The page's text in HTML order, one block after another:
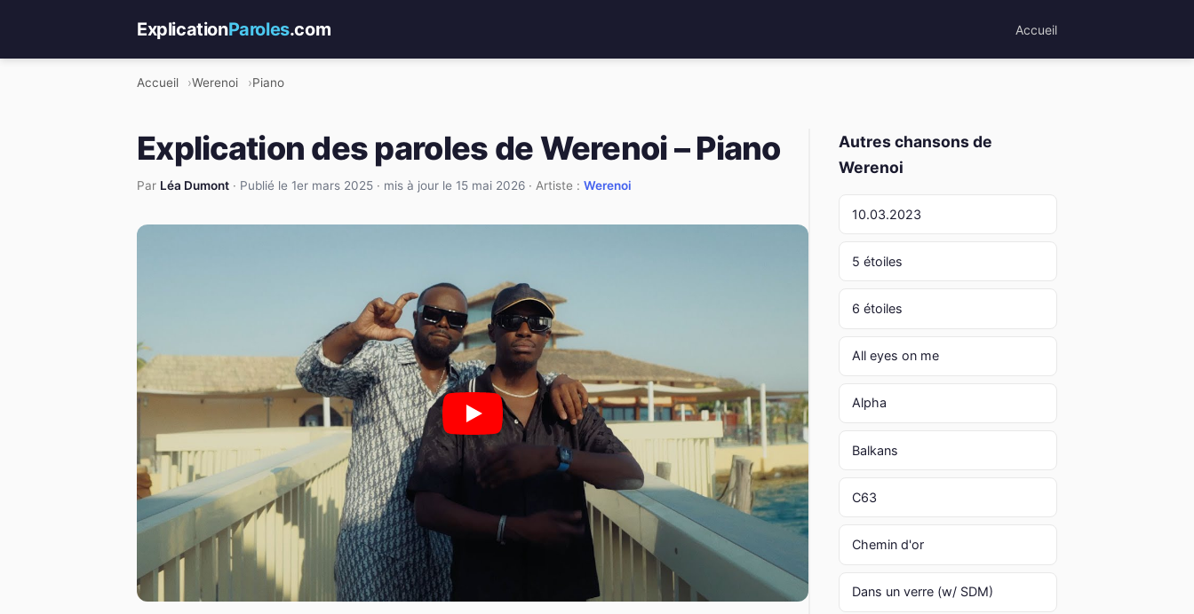
ExplicationParoles.com Accueil
Accueil Werenoi Piano
Explication des paroles de Werenoi – Piano
Par Léa Dumont · Publié le 1er mars 2025 · mis à jour le 15 mai 2026 · Artiste : Werenoi
Autres chansons de
Werenoi
10.03.2023
5 étoiles
6 étoiles
All eyes on me
Alpha
Balkans
C63
Chemin d'or
Dans un verre (w/ SDM)